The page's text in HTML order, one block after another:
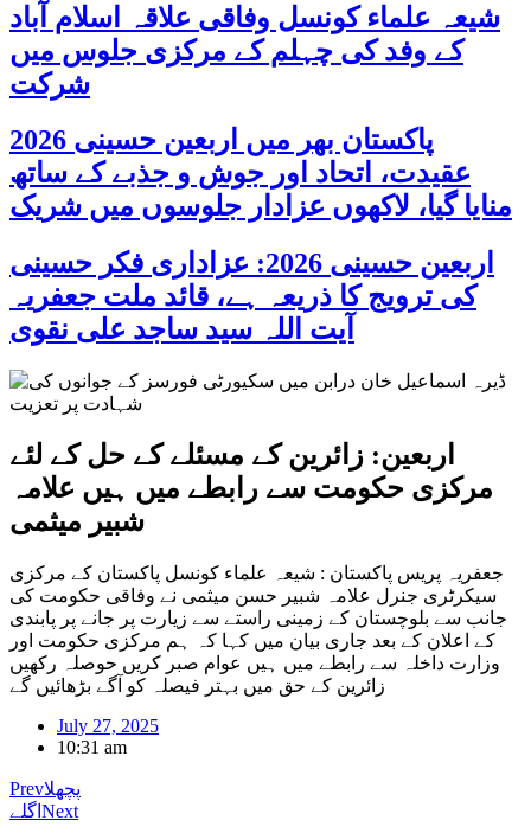
شیعہ علماء کونسل وفاقی علاقہ اسلام آباد
کے وفد کی چہلم کے مرکزی جلوس میں
شرکت
پاکستان بھر میں اربعین حسینی 2026
عقیدت، اتحاد اور جوش و جذبے کے ساتھ
منایا گیا، لاکھوں عزادار جلوسوں میں شریک
اربعین حسینی 2026: عزاداری فکر حسینی
کی ترویج کا ذریعہ ہے، قائد ملت جعفریہ
آیت اللہ سید ساجد علی نقوی
اربعین: زائرین کے مسئلے کے حل کے لئے
مرکزی حکومت سے رابطے میں ہیں علامہ
شبیر میثمی
جعفریہ پریس پاکستان : شیعہ علماء کونسل پاکستان کے مرکزی
سیکرٹری جنرل علامہ شبیر حسن میثمی نے وفاقی حکومت کی
جانب سے بلوچستان کے زمینی راستے سے زیارت پر جانے پر پابندی
کے اعلان کے بعد جاری بیان میں کہا کہ ہم مرکزی حکومت اور
وزارت داخلہ سے رابطے میں ہیں عوام صبر کریں حوصلہ رکھیں
زائرین کے حق میں بہتر فیصلہ کو آگے بڑھائیں گے
July 27, 2025
10:31 am
Prevپچھلا
اگلے Next